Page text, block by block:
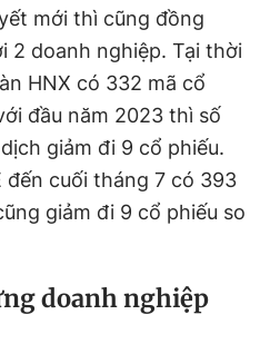
mới thì cũng đồng
2 doanh nghiệp. Tại thời
HNX có 332 mã cổ
đầu năm 2023 thì số
giảm đi 9 cổ phiếu.
đến cuối tháng 7 có 393
giảm đi 9 cổ phiếu so
doanh nghiệp